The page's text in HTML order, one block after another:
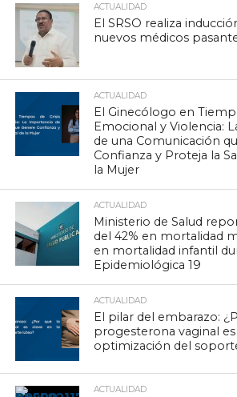
ACTUALIDAD
El SRSO realiza
nuevos médicos
ACTUALIDAD
El Ginecólogo en
Emocional y Violencia:
de una Comunicación
Confianza y Proteja la
la Mujer
ACTUALIDAD
Ministerio de Salud
del 42% en mortalidad
en mortalidad infantil
Epidemiológica 19
ACTUALIDAD
El pilar del embarazo:
progesterona vaginal es
optimización del
ACTUALIDAD